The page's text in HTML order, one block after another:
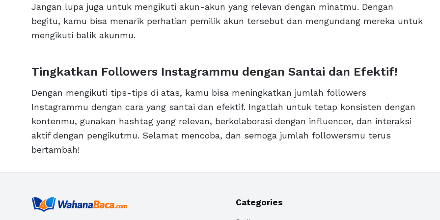
Jangan lupa juga untuk mengikuti akun-akun yang relevan dengan minatmu. Dengan
begitu, kamu bisa menarik perhatian pemilik akun tersebut dan mengundang mereka untuk
mengikuti balik akunmu.
Tingkatkan Followers Instagrammu dengan Santai dan Efektif!
Dengan mengikuti tips-tips di atas, kamu bisa meningkatkan jumlah followers
Instagrammu dengan cara yang santai dan efektif. Ingatlah untuk tetap konsisten dengan
kontenmu, gunakan hashtag yang relevan, berkolaborasi dengan influencer, dan interaksi
aktif dengan pengikutmu. Selamat mencoba, dan semoga jumlah followersmu terus
bertambah!
Categories